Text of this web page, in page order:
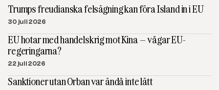
Trumps freudianska felsägning kan föra Island in i EU
30 juli 2026
EU hotar med handelskrig mot Kina – vågar EU-
regeringarna?
22 juli 2026
Sanktioner utan Orban var ändå inte lätt